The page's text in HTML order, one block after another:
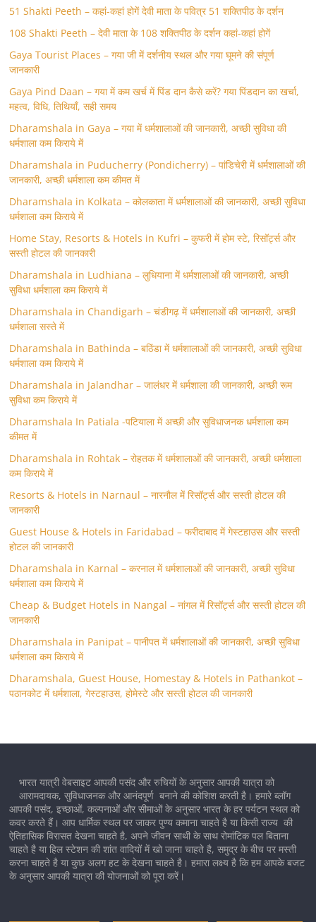
51 Shakti Peeth – कहां-कहां होगें देवी माता के पवित्र 51 शक्तिपीठ के दर्शन
108 Shakti Peeth – देवी माता के 108 शक्तिपीठ के दर्शन कहां-कहां होगें
Gaya Tourist Places – गया जी में दर्शनीय स्थल और गया घूमने की संपूर्ण
जानकारी
Gaya Pind Daan – गया में कम खर्च में पिंड दान कैसे करें? गया पिंडदान का खर्चा,
महत्व, विधि, तिथियाँ, सही समय
Dharamshala in Gaya – गया में धर्मशालाओं की जानकारी, अच्छी सुविधा की
धर्मशाला कम किराये में
Dharamshala in Puducherry (Pondicherry) – पांडिचेरी में धर्मशालाओं की
जानकारी, अच्छी धर्मशाला कम कीमत में
Dharamshala in Kolkata – कोलकाता में धर्मशालाओं की जानकारी, अच्छी सुविधा
धर्मशाला कम किराये में
Home Stay, Resorts & Hotels in Kufri – कुफरी में होम स्‍टे, रिसॉर्ट्स और
सस्ती होटल की जानकारी
Dharamshala in Ludhiana – लुधियाना में धर्मशालाओं की जानकारी, अच्छी
सुविधा धर्मशाला कम किराये में
Dharamshala in Chandigarh – चंडीगढ़ में धर्मशालाओं की जानकारी, अच्छी
धर्मशाला सस्ते में
Dharamshala in Bathinda – बठिंडा में धर्मशालाओं की जानकारी, अच्छी सुविधा
धर्मशाला कम किराये में
Dharamshala in Jalandhar – जालंधर में धर्मशाला की जानकारी, अच्छी रूम
सुविधा कम किराये में
Dharamshala In Patiala -पटियाला में अच्छी और सुविधाजनक धर्मशाला कम
कीमत में
Dharamshala in Rohtak – रोहतक में धर्मशालाओं की जानकारी, अच्छी धर्मशाला
कम किराये में
Resorts & Hotels in Narnaul – नारनौल में रिसॉर्ट्स और सस्ती होटल की
जानकारी
Guest House & Hotels in Faridabad – फरीदाबाद में गेस्टहाउस और सस्ती
होटल की जानकारी
Dharamshala in Karnal – करनाल में धर्मशालाओं की जानकारी, अच्छी सुविधा
धर्मशाला कम किराये में
Cheap & Budget Hotels in Nangal – नांगल में रिसॉर्ट्स और सस्ती होटल की
जानकारी
Dharamshala in Panipat – पानीपत में धर्मशालाओं की जानकारी, अच्छी सुविधा
धर्मशाला कम किराये में
Dharamshala, Guest House, Homestay & Hotels in Pathankot –
पठानकोट में धर्मशाला, गेस्टहाउस, होमेस्टे और सस्ती होटल की जानकारी
भारत यात्री वेबसाइट आपकी पसंद और रुचियों के अनुसार आपकी यात्रा को
आरामदायक, सुविधाजनक और आनंदपूर्ण बनाने की कोशिश करती है। हमारे ब्लॉग
आपकी पसंद, इच्छाओं, कल्पनाओं और सीमाओं के अनुसार भारत के हर पर्यटन स्थल को
कवर करते हैं। आप धार्मिक स्थल पर जाकर पुण्य कमाना चाहते है या किसी राज्य की
ऐतिहासिक विरासत देखना चाहते है, अपने जीवन साथी के साथ रोमांटिक पल बिताना
चाहते है या हिल स्टेशन की शांत वादियों में खो जाना चाहते है, समुद्र के बीच पर मस्ती
करना चाहते है या कुछ अलग हट के देखना चाहते है। हमारा लक्ष्य है कि हम आपके बजट
के अनुसार आपकी यात्रा की योजनाओं को पूरा करें।